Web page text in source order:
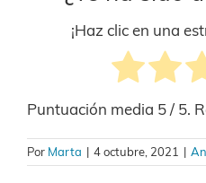
¡Haz clic en una
Puntuación media 5/ 5.
Por Marta | 4 octubre, 2021 |